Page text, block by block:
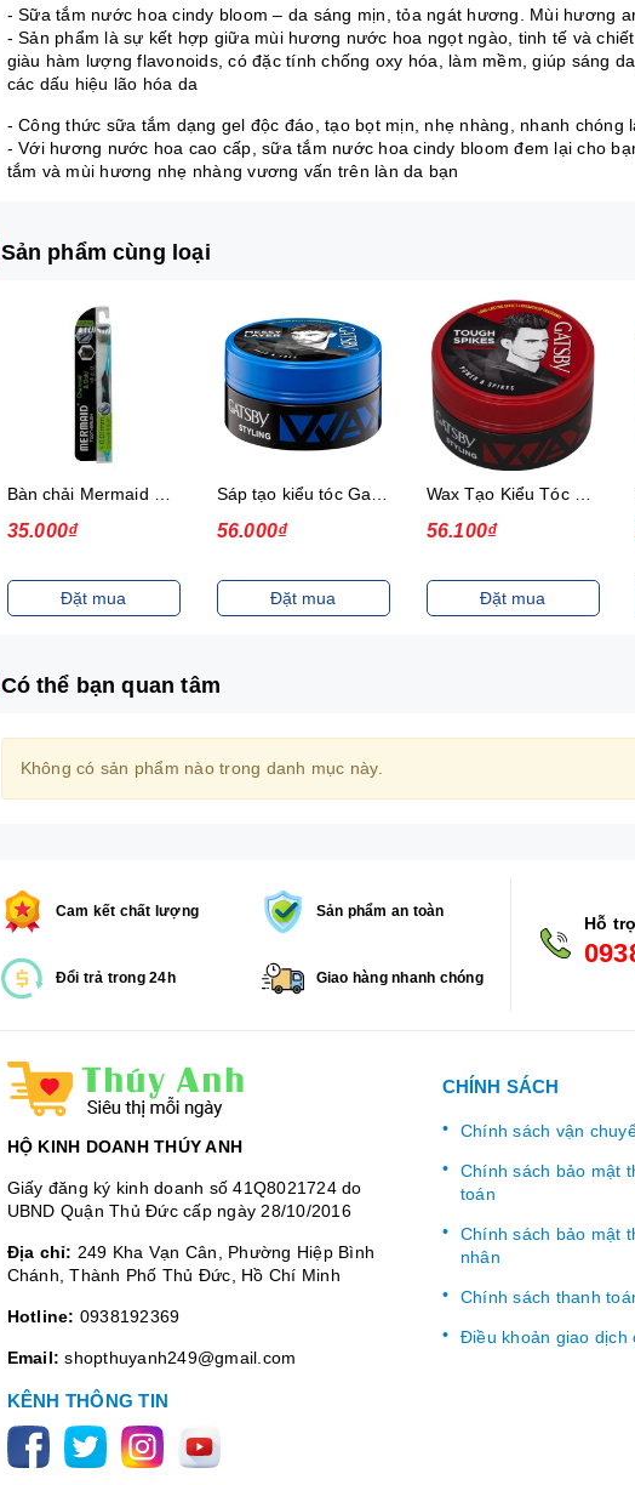
- Sữa tắm nước hoa cindy bloom – da sáng mịn, tỏa ngát hương. Mùi hương
- Sản phẩm là sự kết hợp giữa mùi hương nước hoa ngọt ngào, tinh tế và
giàu hàm lượng flavonoids, có đặc tính chống oxy hóa, làm mềm, giúp sáng
các dấu hiệu lão hóa da
- Công thức sữa tắm dạng gel độc đáo, tạo bọt mịn, nhẹ nhàng, nhanh chóng
- Với hương nước hoa cao cấp, sữa tắm nước hoa cindy bloom đem lại cho
tắm và mùi hương nhẹ nhàng vương vấn trên làn da bạn
Sản phẩm cùng loại
35.000₫
Đặt mua
56.000₫
Đặt mua
56.100₫
Đặt mua
Có thể bạn quan tâm
Không có sản phẩm nào trong danh mục này.
Cam kết chất lượng Sản phẩm an toàn
Đổi trả trong 24h Giao hàng nhanh chóng
Hỗ
HỘ KINH DOANH THÚY ANH
Giấy đăng ký kinh doanh số 41Q8021724 do
UBND Quận Thủ Đức cấp ngày 28/10/2016
Địa chỉ: 249 Kha Vạn Cân, Phường Hiệp Bình
Chánh, Thành Phố Thủ Đức, Hồ Chí Minh
Hotline: 0938192369
Email: shopthuyanh249@gmail.com
KÊNH THÔNG TIN
CHÍNH SÁCH
Chính sách vận
Chính sách bảo mật
toán
Chính sách bảo mật
nhân
Chính sách thanh
Điều khoản giao dịch